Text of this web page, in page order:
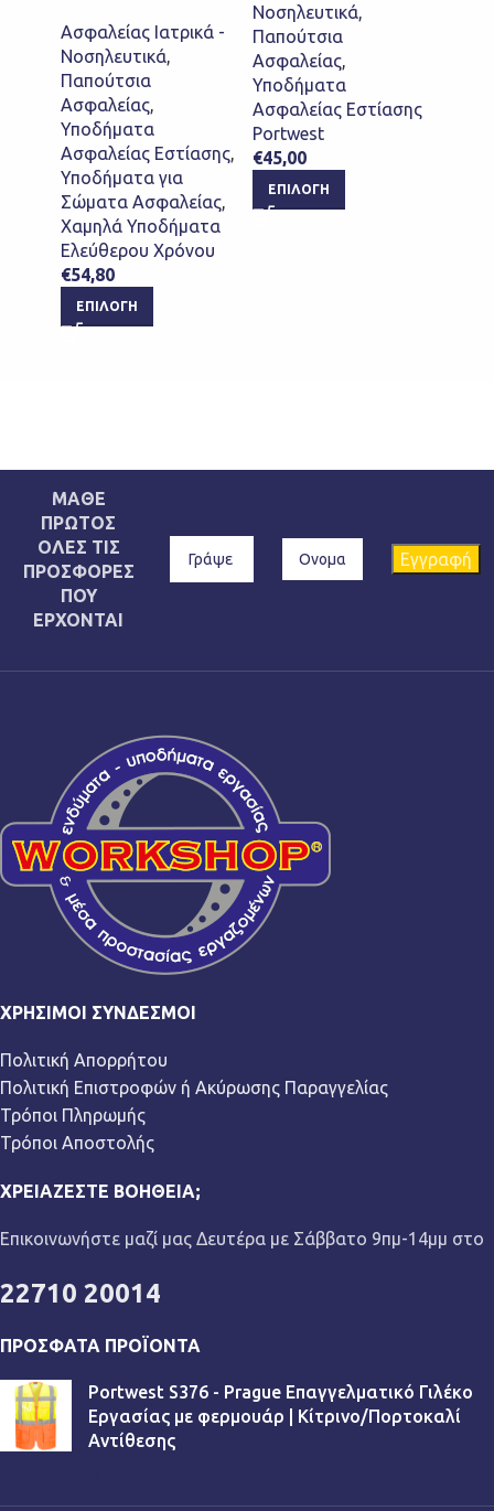
Ασφαλείας Ιατρικά -
Νοσηλευτικά,
Παπούτσια
Ασφαλείας,
Υποδήματα
Ασφαλείας Εστίασης,
Υποδήματα για
Σώματα Ασφαλείας,
Χαμηλά Υποδήματα
Ελεύθερου Χρόνου
€54,80
ΕΠΙΛΟΓΉ
Νοσηλευτικά,
Παπούτσια
Ασφαλείας,
Υποδήματα
Ασφαλείας Εστίασης
Portwest
€45,00
ΕΠΙΛΟΓΉ
ΜΑΘΕ
ΠΡΩΤΟΣ
ΟΛΕΣ ΤΙΣ
ΠΡΟΣΦΟΡΕΣ
ΠΟΥ
ΕΡΧΟΝΤΑΙ
ΧΡΉΣΙΜΟΙ ΣΎΝΔΕΣΜΟΙ
Πολιτική Απορρήτου
Πολιτική Επιστροφών ή Ακύρωσης Παραγγελίας
Τρόποι Πληρωμής
Τρόποι Αποστολής
ΧΡΕΙΆΖΕΣΤΕ ΒΟΉΘΕΙΑ;
Επικοινωνήστε μαζί μας Δευτέρα με Σάββατο 9πμ-14μμ στο
22710 20014
ΠΡΌΣΦΑΤΑ ΠΡΟΪΌΝΤΑ
Portwest S376 - Prague Επαγγελματικό Γιλέκο
Εργασίας με φερμουάρ | Κίτρινο/Πορτοκαλί
Αντίθεσης